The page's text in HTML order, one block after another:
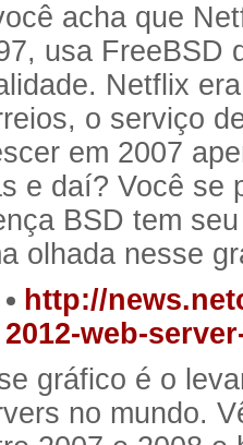
acha que
usa FreeBSD
Netflix
o serviço
em 2007
e daí? Você se
BSD tem
olhada nesse
http://
2012-web-
gráfico é o
no mundo.